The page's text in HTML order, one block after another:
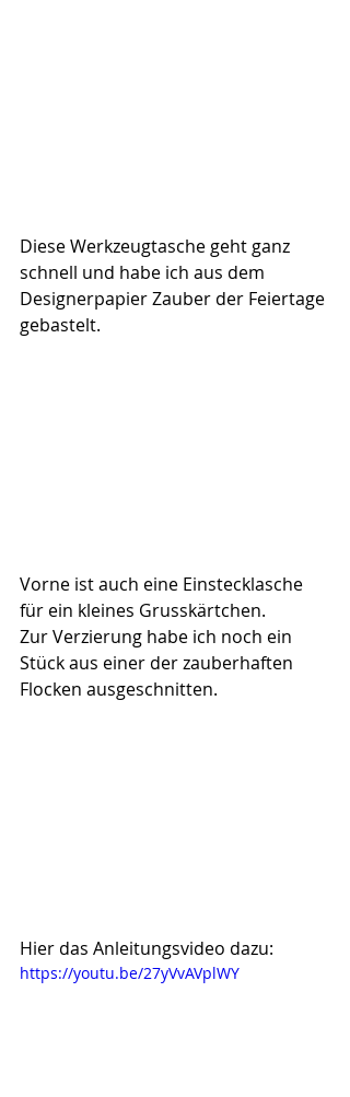
Diese Werkzeugtasche geht ganz
schnell und habe ich aus dem
Designerpapier Zauber der Feiertage
gebastelt.
Vorne ist auch eine Einstecklasche
für ein kleines Grusskärtchen.
Zur Verzierung habe ich noch ein
Stück aus einer der zauberhaften
Flocken ausgeschnitten.
Hier das Anleitungsvideo dazu:
https://youtu.be/27yVvAVplWY